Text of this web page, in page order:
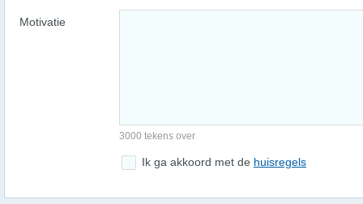
Motivatie
3000 tekens over
Ik ga akkoord met de huisregels